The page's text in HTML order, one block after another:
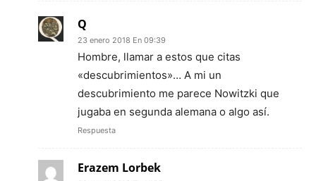
Q
23 enero 2018 En 09:39
Hombre, llamar a estos que citas
«descubrimientos»… A mi un
descubrimiento me parece Nowitzki que
jugaba en segunda alemana o algo así.
Respuesta
Erazem Lorbek